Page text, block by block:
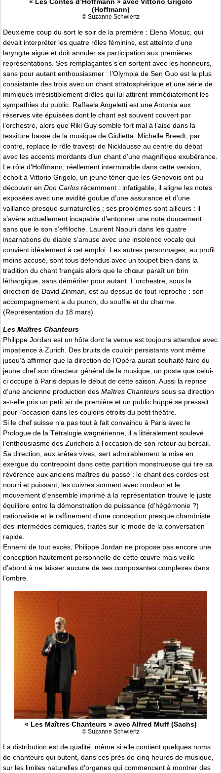
(Hoffmann)
© Suzanne Schwiertz
Deuxième coup du sort le soir de la première : Elena Mosuc, qui
devait interpréter les quatre rôles féminins, est atteinte d’une
laryngite aiguë et doit annuler sa participation aux premières
représentations. Ses remplaçantes s’en sortent avec les honneurs,
sans pour autant enthousiasmer : l’Olympia de Sen Guo est la plus
consistante des trois avec un chant stratosphérique et une série de
mimiques irrésistiblement drôles qui lui attirent immédiatement les
sympathies du public. Raffaela Angeletti est une Antonia aux
réserves vite épuisées dont le chant est souvent couvert par
l’orchestre, alors que Riki Guy semble fort mal à l’aise dans la
tessiture basse de la musique de Giulietta. Michelle Breedt, par
contre, replace le rôle travesti de Nicklausse au centre du débat
avec les accents mordants d’un chant d’une magnifique exubérance.
Le rôle d’Hoffmann, réellement interminable dans cette version,
échoit à Vittorio Grigolo, un jeune ténor que les Genevois ont pu
découvrir en Don Carlos récemment : infatigable, il aligne les notes
exposées avec une avidité goulue d’une assurance et d’une
vaillance presque surnaturelles ; ses problèmes sont ailleurs : il
s’avère actuellement incapable d’entonner une note doucement
sans que le son s’effiloche. Laurent Naouri dans les quatre
incarnations du diable s’amuse avec une insolence vocale qui
convient idéalement à cet emploi. Les autres personnages, au profil
moins accusé, sont tous défendus avec un toupet bien dans la
tradition du chant français alors que le chœur paraît un brin
léthargique, sans démériter pour autant. L’orchestre, sous la
direction de David Zinman, est au-dessus de tout reproche : son
accompagnement a du punch, du souffle et du charme.
(Représentation du 18 mars)
Les Maîtres Chanteurs
Philippe Jordan est un hôte dont la venue est toujours attendue avec
impatience à Zurich. Des bruits de couloir persistants vont même
jusqu’à affirmer que la direction de l’Opéra aurait souhaité faire du
jeune chef son directeur général de la musique, un poste que celui-
ci occupe à Paris depuis le début de cette saison. Aussi la reprise
d’une ancienne production des Maîtres Chanteurs sous sa direction
a-t-elle pris un petit air de première et un public huppé se pressait
pour l’occasion dans les couloirs étroits du petit théâtre.
Si le chef suisse n’a pas tout à fait convaincu à Paris avec le
Prologue de la Tétralogie wagnérienne, il a littéralement soulevé
l’enthousiasme des Zurichois à l’occasion de son retour au bercail.
Sa direction, aux arêtes vives, sert admirablement la mise en
exergue du contrepoint dans cette partition monstrueuse qui tire sa
révérence aux anciens maîtres du passé : le chant des cordes est
nourri et puissant, les cuivres sonnent avec rondeur et le
mouvement d’ensemble imprimé à la représentation trouve le juste
équilibre entre la démonstration de puissance (d’hégémonie ?)
nationaliste et le raffinement d’une conception presque chambriste
des intermèdes comiques, traités sur le mode de la conversation
rapide.
Ennemi de tout excès, Philippe Jordan ne propose pas encore une
conception hautement personnelle de cette œuvre mais veille
d’abord à ne laisser aucune de ses composantes complexes dans
l’ombre.
« Les Maîtres Chanteurs » avec Alfred Muff (Sachs)
© Suzanne Schwiertz
La distribution est de qualité, même si elle contient quelques noms
de chanteurs qui butent, dans ces près de cinq heures de musique,
sur les limites naturelles d’organes qui commencent à montrer des